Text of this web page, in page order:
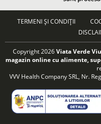
TERMENI ȘI CONDIȚII
Copyright 2026Viata Verde
magazin online cu alimente,
VVV Health Company SRL, Nr.